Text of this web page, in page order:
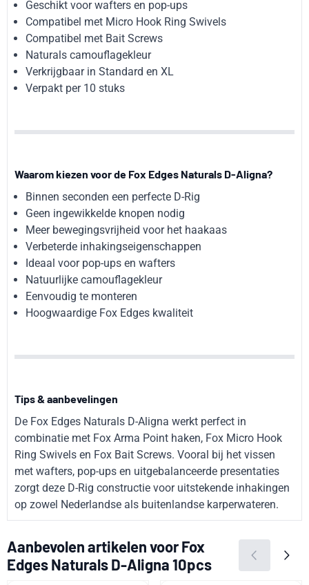
Geschikt voor wafters en pop-ups
Compatibel met Micro Hook Ring Swivels
Compatibel met Bait Screws
Naturals camouflagekleur
Verkrijgbaar in Standard en XL
Verpakt per 10 stuks
Waarom kiezen voor de Fox Edges Naturals D-Aligna?
Binnen seconden een perfecte D-Rig
Geen ingewikkelde knopen nodig
Meer bewegingsvrijheid voor het haakaas
Verbeterde inhakingseigenschappen
Ideaal voor pop-ups en wafters
Natuurlijke camouflagekleur
Eenvoudig te monteren
Hoogwaardige Fox Edges kwaliteit
Tips & aanbevelingen
De Fox Edges Naturals D-Aligna werkt perfect in
combinatie met Fox Arma Point haken, Fox Micro Hook
Ring Swivels en Fox Bait Screws. Vooral bij het vissen
met wafters, pop-ups en uitgebalanceerde presentaties
zorgt deze D-Rig constructie voor uitstekende inhakingen
op zowel Nederlandse als buitenlandse karperwateren.
Aanbevolen artikelen voorFox
Edges Naturals D-Aligna 10pcs